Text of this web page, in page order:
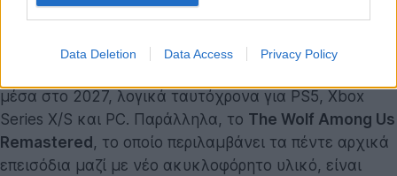
Data Deletion Data Access Privacy Policy
ηθικών διλημμάτων και των συνεπειών θα παραμείνει
μέσα στο 2027, λογικά ταυτόχρονα για PS5, Xbox
Series X/S και PC. Παράλληλα, το The Wolf Among Us
Remastered , το οποίο περιλαμβάνει τα πέντε αρχικά
επεισόδια μαζί με νέο ακυκλοφόρητο υλικό, είναι